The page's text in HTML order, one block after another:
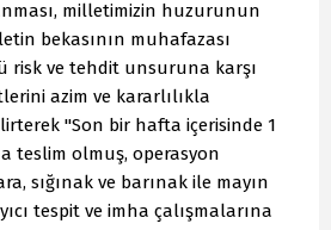
milletimizin huzurunun
bekasının muhafazası
risk ve tehdit unsuruna karşı
azim ve kararlılıkla
"Son bir hafta içerisinde 1
teslim olmuş, operasyon
sığınak ve barınak ile mayın
tespit ve imha çalışmalarına